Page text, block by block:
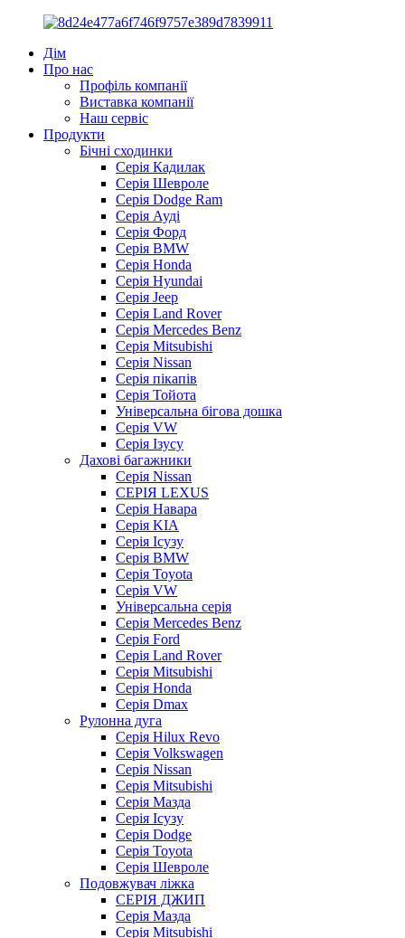
Дім
Про нас
Профіль компанії
Виставка компанії
Наш сервіс
Продукти
Бічні сходинки
Серія Кадилак
Серія Шевроле
Серія Dodge Ram
Серія Ауді
Серія Форд
Серія BMW
Серія Honda
Серія Hyundai
Серія Jeep
Серія Land Rover
Серія Mercedes Benz
Серія Mitsubishi
Серія Nissan
Серія пікапів
Серія Тойота
Універсальна бігова дошка
Серія VW
Серія Ізусу
Дахові багажники
Серія Nissan
СЕРІЯ LEXUS
Серія Навара
Серія KIA
Серія Ісузу
Серія BMW
Серія Toyota
Серія VW
Універсальна серія
Серія Mercedes Benz
Серія Ford
Серія Land Rover
Серія Mitsubishi
Серія Honda
Серія Dmax
Рулонна дуга
Серія Hilux Revo
Серія Volkswagen
Серія Nissan
Серія Mitsubishi
Серія Мазда
Серія Ісузу
Серія Dodge
Серія Toyota
Серія Шевроле
Подовжувач ліжка
СЕРІЯ ДЖИП
Серія Мазда
Серія Mitsubishi